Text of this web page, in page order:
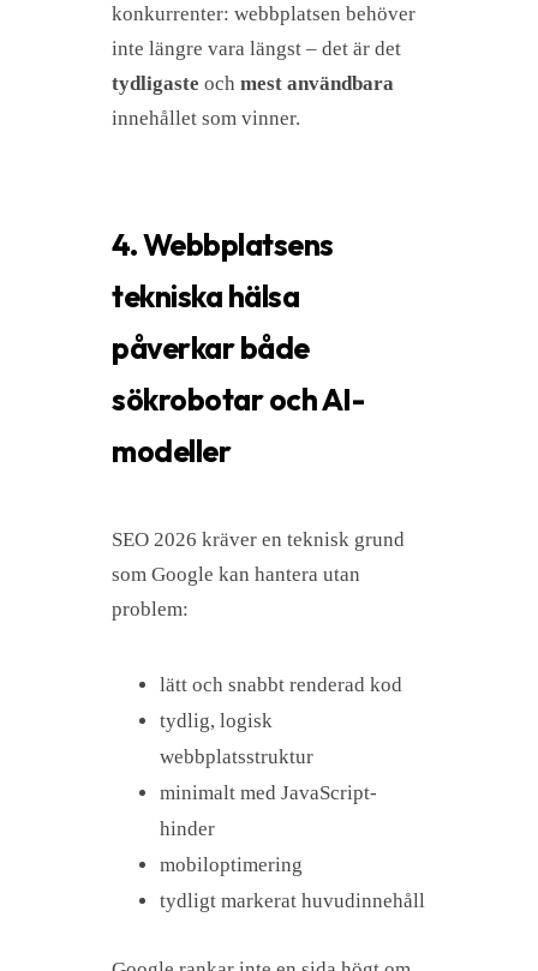
konkurrenter: webbplatsen behöver
inte längre vara längst – det är det
tydligaste och mest användbara
innehållet som vinner.
4. Webbplatsens
tekniska hälsa
påverkar både
sökrobotar och AI-
modeller
SEO 2026 kräver en teknisk grund
som Google kan hantera utan
problem:
lätt och snabbt renderad kod
tydlig, logisk
webbplatsstruktur
minimalt med JavaScript-
hinder
mobiloptimering
tydligt markerat huvudinnehåll